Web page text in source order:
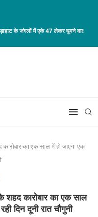
के जंगलों में एके 47 लेकर घूमने वाला...
का एक साल में हो जाएगा एक
कारोबार का एक साल
दिन दूनी रात चौगुनी